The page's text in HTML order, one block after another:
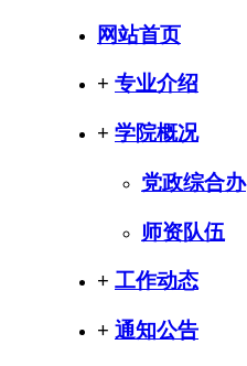
网站首页
+ 专业介绍
+ 学院概况
党政综合办
师资队伍
+ 工作动态
+ 通知公告